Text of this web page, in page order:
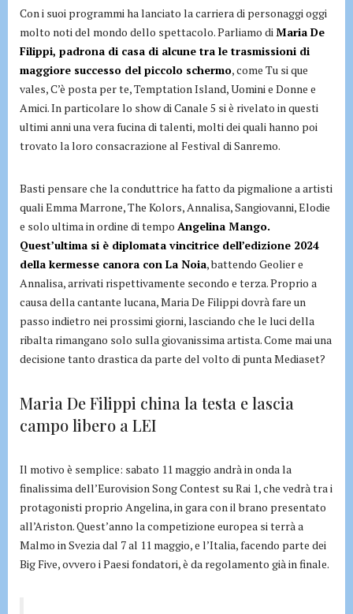
Con i suoi programmi ha lanciato la carriera di personaggi oggi
molto noti del mondo dello spettacolo. Parliamo diMaria De
Filippi, padrona di casa di alcune tra le trasmissioni di
maggiore successo del piccolo schermo, come Tu si que
vales, C’è posta per te, Temptation Island, Uomini e Donne e
Amici. In particolare lo show di Canale 5 si è rivelato in questi
ultimi anni una vera fucina di talenti, molti dei quali hanno poi
trovato la loro consacrazione al Festival di Sanremo.
Basti pensare che la conduttrice ha fatto da pigmalione a artisti
quali Emma Marrone, The Kolors, Annalisa, Sangiovanni, Elodie
e solo ultima in ordine di tempo Angelina Mango.
Quest’ultima si è diplomata vincitrice dell’edizione 2024
della kermesse canora con La Noia, battendo Geolier e
Annalisa, arrivati rispettivamente secondo e terza. Proprio a
causa della cantante lucana, Maria De Filippi dovrà fare un
passo indietro nei prossimi giorni, lasciando che le luci della
ribalta rimangano solo sulla giovanissima artista. Come mai una
decisione tanto drastica da parte del volto di punta Mediaset?
Maria De Filippi china la testa e lascia
campo libero a LEI
Il motivo è semplice: sabato 11 maggio andrà in onda la
finalissima dell’Eurovision Song Contest su Rai 1, che vedrà tra i
protagonisti proprio Angelina, in gara con il brano presentato
all’Ariston. Quest’anno la competizione europea si terrà a
Malmo in Svezia dal 7 al 11 maggio, e l’Italia, facendo parte dei
Big Five, ovvero i Paesi fondatori, è da regolamento già in finale.